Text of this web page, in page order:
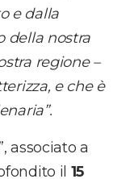
e dalla
della nostra
regione –
e che è
associato a
il 15